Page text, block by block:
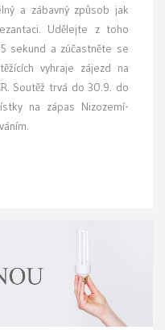
a zábavný způsob jak
Udělejte z toho
sekund a zúčastněte se
vyhraje zájezd na
Soutěž trvá do 30.9. do
na zápas Nizozemí-